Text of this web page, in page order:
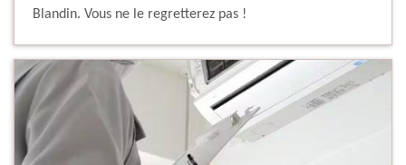
Blandin. Vous ne le regretterez pas !